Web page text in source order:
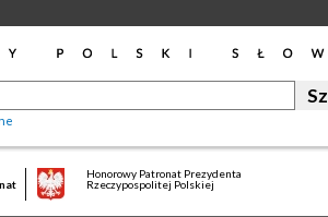
Honorowy Patronat Prezydenta
Rzeczypospolitej Polskiej